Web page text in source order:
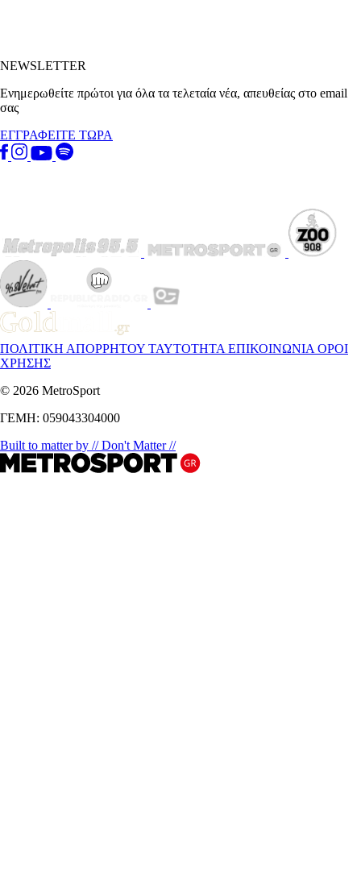
NEWSLETTER
Ενημερωθείτε πρώτοι για όλα τα τελεταία νέα, απευθείας στο email
σας
ΕΓΓΡΑΦΕΙΤΕ ΤΩΡΑ
ΠΟΛΙΤΙΚΗ ΑΠΟΡΡΗΤΟΥ ΤΑΥΤΟΤΗΤΑ ΕΠΙΚΟΙΝΩΝΙΑ ΟΡΟΙ
ΧΡΗΣΗΣ
© 2026 MetroSport
ΓΕΜΗ: 059043304000
Built to matter by // Don't Matter //